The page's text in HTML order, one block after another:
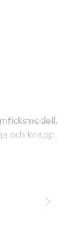
och knapp.